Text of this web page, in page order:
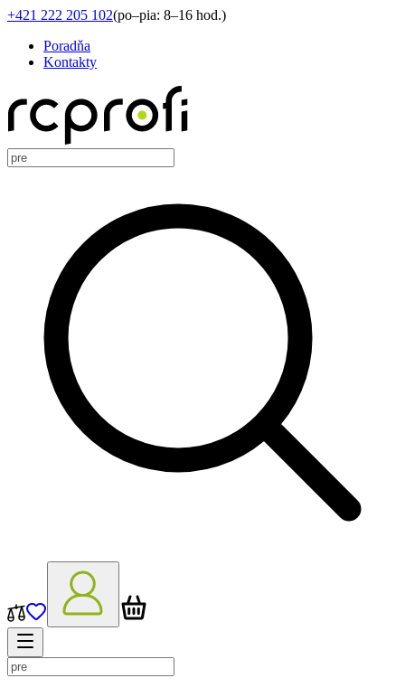
+421 222 205 102(po–pia: 8–16 hod.)
Poradňa
Kontakty